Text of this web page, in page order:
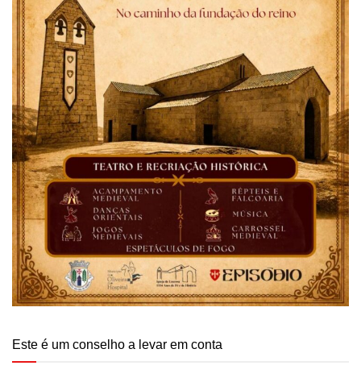
Este é um conselho a levar em conta